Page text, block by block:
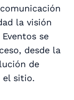
la visión
se
desde la
de
el sitio.